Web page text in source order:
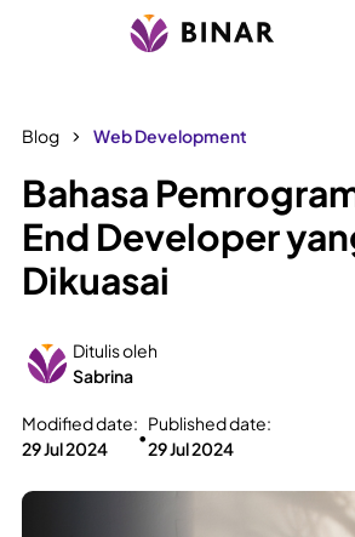
Blog Web Development
Bahasa
End Developer
Dikuasai
Ditulis oleh
Sabrina
Modified date:
29 Jul 2024
•
Published date:
29 Jul 2024